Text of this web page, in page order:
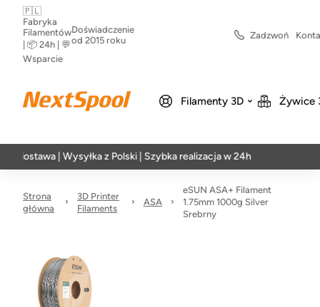
🇵🇱
Fabryka
Filamentów
| 📦 24h | 💬
Wsparcie
Doświadczenie
od 2015 roku
Zadzwoń
Filamenty 3D Żywice
| Wysyłka z Polski | Szybka realizacja w 24h
Strona
główna
3D Printer
Filaments
ASA
eSUN ASA+ Filament
1.75mm 1000g Silver
Srebrny